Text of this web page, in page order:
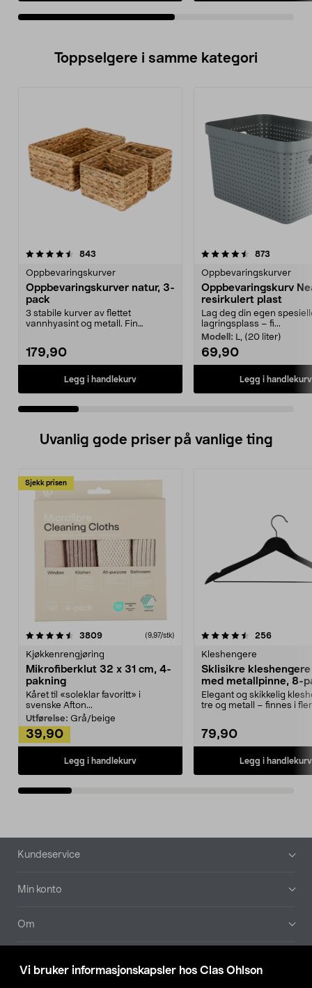
Vi bruker informasjonskapsler hos Clas Ohlson
Toppselgere i samme kategori
843
Oppbevaringskurver
Oppbevaringskurver natur, 3-
pack
3 stabile kurver av flettet
vannhyasint og metall. Fin
179,90
Legg i handlekurv
4.5 av 5 stjerner 873
Oppbevaringskurver
Oppbevaringskurv
resirkulert plast
Lag deg din egen
lagringsplass – fi...
Modell: L, (20 liter)
69,90
Legg i handlekurv
4.5 av 5 stjerner
Uvanlig gode priser på vanlige ting
Sjekk prisen
3809anmeldelser(9,97/stk)
Kjøkkenrengjøring
Mikrofiberklut 32 x 31 cm, 4-
pakning
Kåret til «soleklar favoritt» i
svenske Afton...
Utførelse: Grå/beige
39,90
Legg i handlekurv
4.5av 5 stjerner 256
Kleshengere
Sklisikre
med metallpinne, 8-
Elegant og skikkelig
tre og metall – finnes i
79,90
Legg i handlekurv
4.5av 5 stjerner
Bunntekst
Kundeservice
Min konto
Om